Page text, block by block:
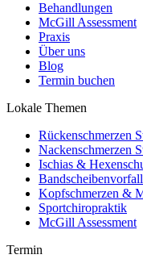
Behandlungen
McGill Assessment
Praxis
Über uns
Blog
Termin buchen
Lokale Themen
Rückenschmerzen
Nackenschmerzen
Ischias &
Bandscheibenvorfall
Kopfschmerzen &
Sportchiropraktik
McGill Assessment
Termin